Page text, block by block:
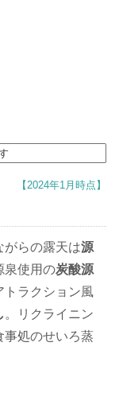
【2024年1月時点】
がらの露天は源
泉使用の炭酸源
トラクション風
。リクライニン
事処のせいろ蒸